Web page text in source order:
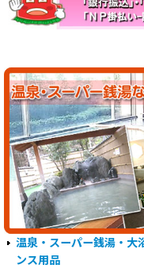
温泉・スーパー銭湯・大
ンス用品